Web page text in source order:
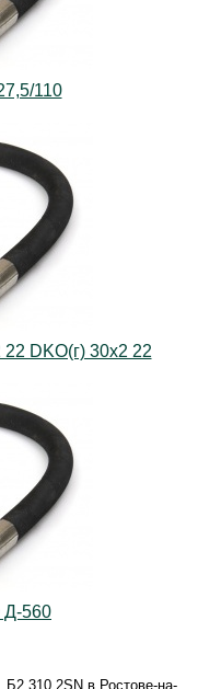
110
DKO(г) 30х2 22
Д-560
в Ростове-на-